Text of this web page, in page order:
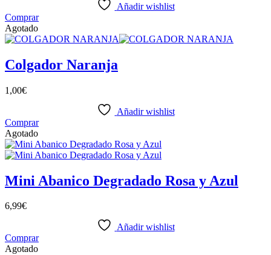
Añadir wishlist
Comprar
Agotado
Colgador Naranja
1,00€
Añadir wishlist
Comprar
Agotado
Mini Abanico Degradado Rosa y Azul
6,99€
Añadir wishlist
Comprar
Agotado